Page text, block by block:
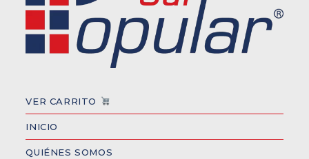
VER CARRITO
INICIO
QUIÉNES SOMOS